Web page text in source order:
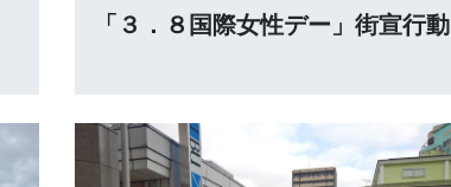
「３．８国際女性デー」街宣行動